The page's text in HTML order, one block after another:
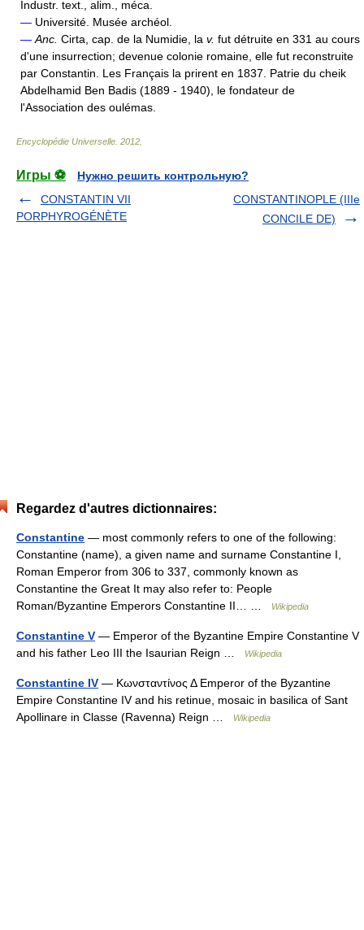
Industr. text., alim., méca.
— Université. Musée archéol.
— Anc. Cirta, cap. de la Numidie, la v. fut détruite en 331 au cours
d'une insurrection; devenue colonie romaine, elle fut reconstruite
par Constantin. Les Français la prirent en 1837. Patrie du cheik
Abdelhamid Ben Badis (1889 - 1940), le fondateur de
l'Association des oulémas.
Encyclopédie Universelle 2012
Игры ⚽
Нужно решить контрольную?
CONSTANTIN VII
PORPHYROGÉNÈTE
CONSTANTINOPLE (IIIe
CONCILE DE)
Regardez d'autres dictionnaires:
Constantine — most commonly refers to one of the following:
Constantine (name), a given name and surname Constantine I,
Roman Emperor from 306 to 337, commonly known as
Constantine the Great It may also refer to: People
Roman/Byzantine Emperors Constantine II… …
Wikipedia
Constantine V — Emperor of the Byzantine Empire Constantine V
and his father Leo III the Isaurian Reign …
Wikipedia
Constantine IV — Κωνσταντίνος Δ Emperor of the Byzantine
Empire Constantine IV and his retinue, mosaic in basilica of Sant
Apollinare in Classe (Ravenna) Reign …
Wikipedia